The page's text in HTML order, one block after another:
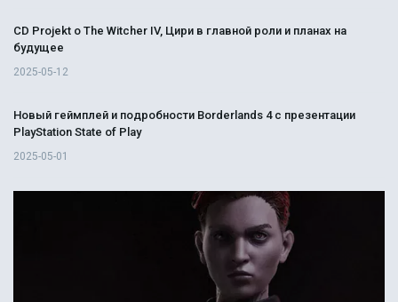
CD Projekt о The Witcher IV, Цири в главной роли и планах на
будущее
2025-05-12
Новый геймплей и подробности Borderlands 4 с презентации
PlayStation State of Play
2025-05-01